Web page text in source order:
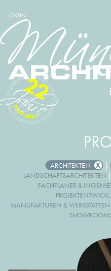
LOGIN
2004-2026
22
ARCHITEKTEN |
LANDSCHAFTSARCHITEKTEN |
FACHPLANER &
MANUFAKTUREN & WERKSTÄTTEN
SHOWROOMS